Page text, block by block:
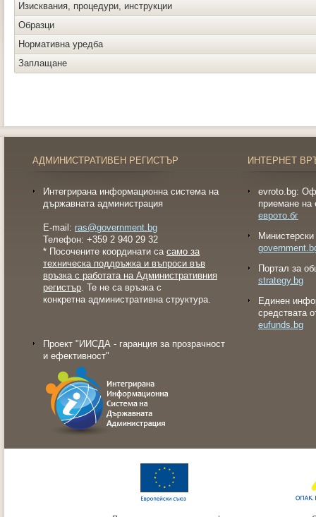
Изисквания, процедури, инструкции
Образци
Нормативна уредба
Заплащане
АДМИНИСТРАТИВЕН РЕГИСТЪР
Интегрирана информационна система на
държавната администрация
E-mail: ras@government.bg
Телефон: +359 2 940 29 32
* Посочените координати са само за
техническа поддръжка и въпроси във
връзка с работата на Административния
регистър. Те не са връзка с
конкретна административна структура.
Проект "ИИСДА - гаранция за прозрачност
и ефективност"
ИНТЕРНЕТ
evroto.bg:
приемане на
еврото.бг
Портал за
strategy.bg
Eдинен
средствата
eufunds.bg